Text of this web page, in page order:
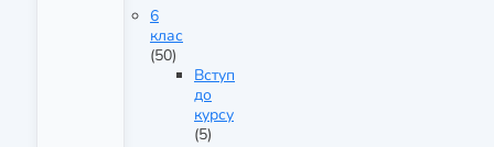
6
клас
(50)
Вступ
до
курсу
(5)